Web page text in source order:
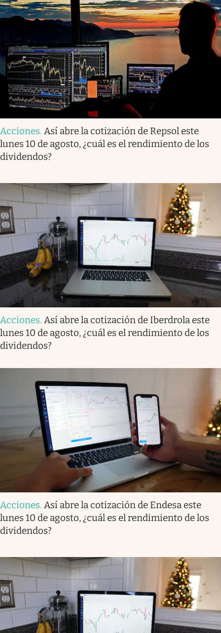
Acciones. Así abre la cotización de Repsol este
lunes 10 de agosto, ¿cuál es el rendimiento de los
dividendos?
Acciones. Así abre la cotización de Iberdrola este
lunes 10 de agosto, ¿cuál es el rendimiento de los
dividendos?
Acciones. Así abre la cotización de Endesa este
lunes 10 de agosto, ¿cuál es el rendimiento de los
dividendos?